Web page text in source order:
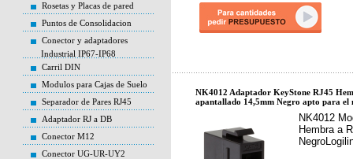
Rosetas y Placas de pared
Puntos de Consolidacion
Conector y adaptadores
Industrial IP67-IP68
Carril DIN
Modulos para Cajas de Suelo
Separador de Pares RJ45
Adaptador RJ a DB
Conector M12
Conector UG-UR-UY2
NK4012 Adaptador KeyStone RJ45
apantallado 14,5mm Negro apto para el
NK4012
Hembra a